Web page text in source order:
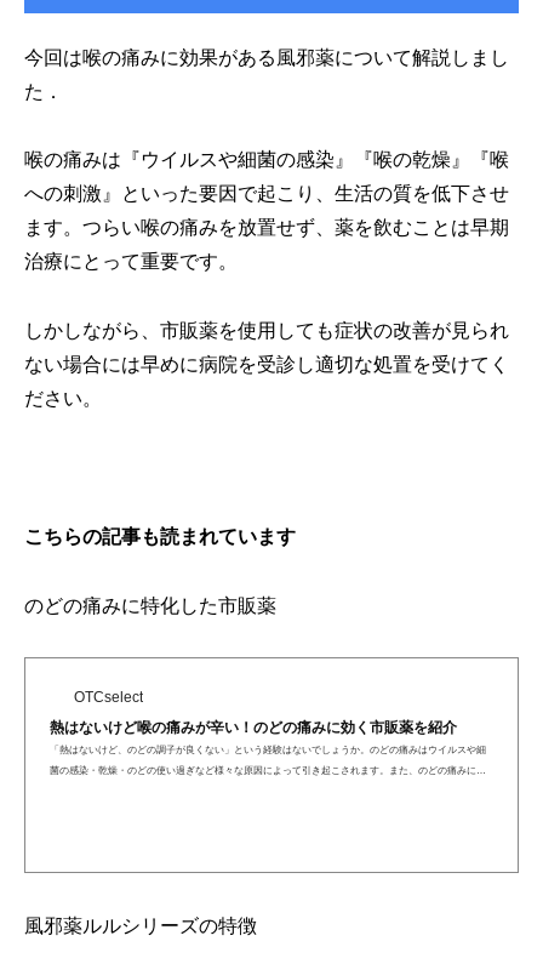
今回は喉の痛みに効果がある風邪薬について解説しまし
た．
喉の痛みは『ウイルスや細菌の感染』『喉の乾燥』『喉
への刺激』といった要因で起こり、生活の質を低下させ
ます。つらい喉の痛みを放置せず、薬を飲むことは早期
治療にとって重要です。
しかしながら、市販薬を使用しても症状の改善が見られ
ない場合には早めに病院を受診し適切な処置を受けてく
ださい。
こちらの記事も読まれています
のどの痛みに特化した市販薬
OTCselect
熱はないけど喉の痛みが辛い！のどの痛みに効く市販薬を紹介
「熱はないけど、のどの調子が良くない」という経験はないでしょうか。のどの痛みはウイルスや細
菌の感染・乾燥・のどの使い過ぎなど様々な原因によって引き起こされます。また、のどの痛みに対
風邪薬ルルシリーズの特徴